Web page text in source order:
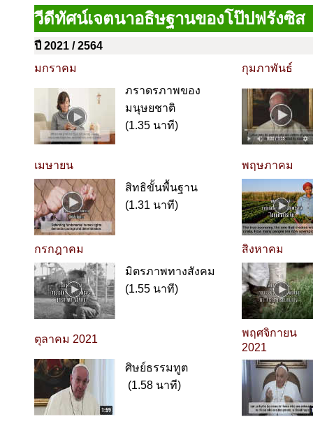
วีดีทัศน์เจตนาอธิษฐานของโป๊ปฟรังซิส
ปี 2021 / 2564
มกราคม
กุมภาพันธ์
ภราดรภาพของ
มนุษยชาติ
(1.35 นาที)
เมษายน
พฤษภาคม
สิทธิขั้นพื้นฐาน
(1.31 นาที)
กรกฎาคม
สิงหาคม
มิตรภาพทางสังคม
(1.55 นาที)
ตุลาคม 2021
พฤศจิกายน
2021
ศิษย์ธรรมทูต
(1.58 นาที)